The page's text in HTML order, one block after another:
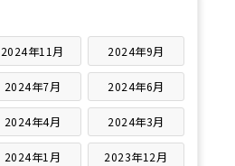
2024年11月 2024年9月
2024年7月 2024年6月
2024年4月 2024年3月
2024年1月 2023年12月